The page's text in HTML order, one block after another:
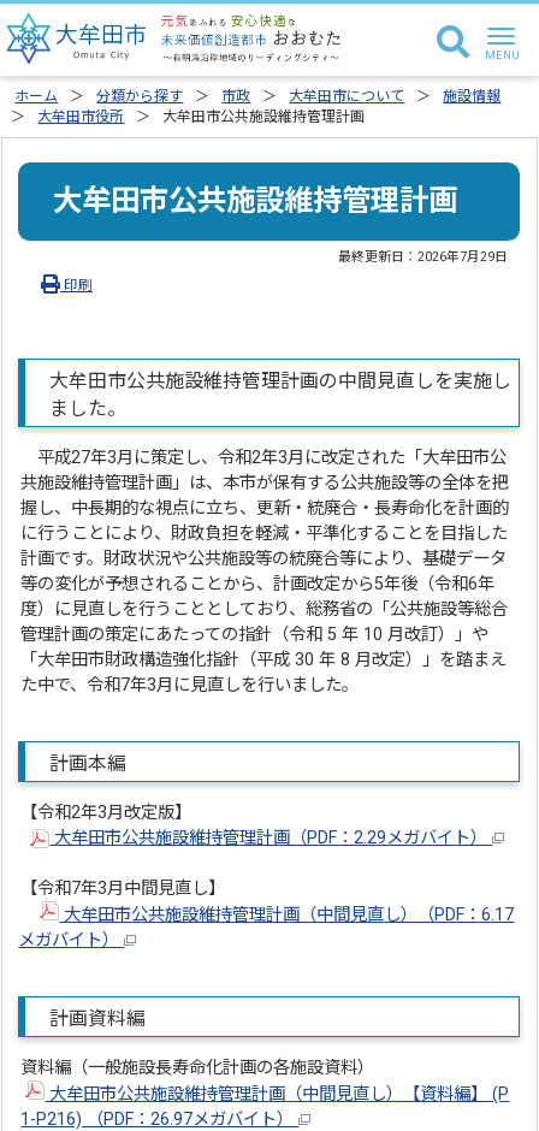
ホーム 分類から探す 市政 大牟田市について
施設情報
大牟田市役所
大牟田市公共施設維持管理計画
大牟田市公共施設維持管理計画
最終更新日：2026年7月29日
印刷
大牟田市公共施設維持管理計画の中間見直しを実施し
ました。
平成27年3月に策定し、令和2年3月に改定された「大牟田市公
共施設維持管理計画」は、本市が保有する公共施設等の全体を把
握し、中長期的な視点に立ち、更新・統廃合・長寿命化を計画的
に行うことにより、財政負担を軽減・平準化することを目指した
計画です。財政状況や公共施設等の統廃合等により、基礎データ
等の変化が予想されることから、計画改定から5年後（令和6年
度）に見直しを行うこととしており、総務省の「公共施設等総合
管理計画の策定にあたっての指針（令和 5 年 10 月改訂）」や
「大牟田市財政構造強化指針（平成 30 年 8 月改定）」を踏まえ
た中で、令和7年3月に見直しを行いました。
計画本編
【令和2年3月改定版】
大牟田市公共施設維持管理計画（PDF：2.29メガバイト）
【令和7年3月中間見直し】
大牟田市公共施設維持管理計画（中間見直し）（PDF：6.17
メガバイト）
計画資料編
資料編（一般施設長寿命化計画の各施設資料）
大牟田市公共施設維持管理計画（中間見直し）【資料編】 (P
1-P216) （PDF：26.97メガバイト）